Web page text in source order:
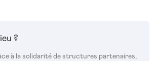
?
à la solidarité de structures partenaires,